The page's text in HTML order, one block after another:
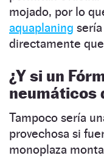
mojado, por lo
aquaplaning
directamente
¿Y si un
neumáticos
Tampoco sería
provechosa si
monoplaza